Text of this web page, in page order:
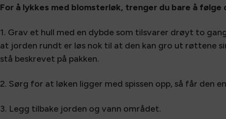
For å lykkes med blomsterløk, trenger du bare å
1. Grav et hull med en dybde som tilsvarer drøyt to
at jorden rundt er løs nok til at den kan gro ut røttene
stå beskrevet på pakken.
2. Sørg for at løken ligger med spissen opp, så får den
3. Legg tilbake jorden og vann området.